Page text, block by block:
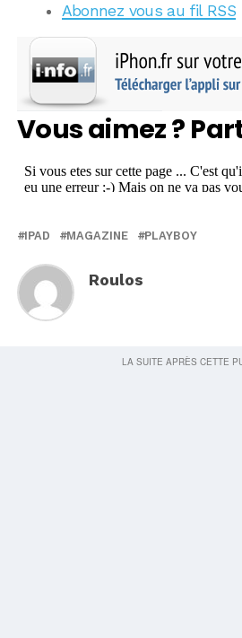
Abonnez vous au fil RSS
Vous aimez ?
IPAD MAGAZINE PLAYBOY
Roulos